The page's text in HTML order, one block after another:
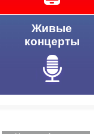
Живые
концерты